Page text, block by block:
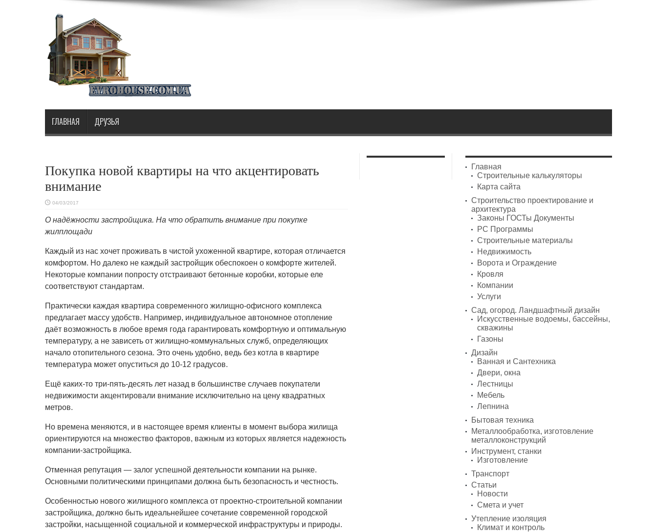
ГЛАВНАЯ ДРУЗЬЯ
Покупка новой квартиры на что акцентировать
внимание
04/03/2017
О надёжности застройщика. На что обратить внимание при покупке
жилплощади
Каждый из нас хочет проживать в чистой ухоженной квартире, которая отличается
комфортом. Но далеко не каждый застройщик обеспокоен о комфорте жителей.
Некоторые компании попросту отстраивают бетонные коробки, которые еле
соответствуют стандартам.
Практически каждая квартира современного жилищно-офисного комплекса
предлагает массу удобств. Например, индивидуальное автономное отопление
даёт возможность в любое время года гарантировать комфортную и оптимальную
температуру, а не зависеть от жилищно-коммунальных служб, определяющих
начало отопительного сезона. Это очень удобно, ведь без котла в квартире
температура может опуститься до 10-12 градусов.
Ещё каких-то три-пять-десять лет назад в большинстве случаев покупатели
недвижимости акцентировали внимание исключительно на цену квадратных
метров.
Но времена меняются, и в настоящее время клиенты в момент выбора жилища
ориентируются на множество факторов, важным из которых является надежность
компании-застройщика.
Отменная репутация — залог успешной деятельности компании на рынке.
Основными политическими принципами должна быть безопасность и честность.
Особенностью нового жилищного комплекса от проектно-строительной компании
застройщика, должно быть идеальнейшее сочетание современной городской
застройки, насыщенной социальной и коммерческой инфраструктуры и природы.
Главная
Строительные калькуляторы
Карта сайта
Строительство проектирование и
архитектура
Законы ГОСТы Документы
PC Программы
Строительные материалы
Недвижимость
Ворота и Ограждение
Кровля
Компании
Услуги
Сад, огород. Ландшафтный дизайн
Искусственные водоемы, бассейны,
скважины
Газоны
Дизайн
Ванная и Сантехника
Двери, окна
Лестницы
Мебель
Лепнина
Бытовая техника
Металлообработка, изготовление
металлоконструкций
Инструмент, станки
Изготовление
Транспорт
Статьи
Новости
Смета и учет
Утепление изоляция
Климат и контроль